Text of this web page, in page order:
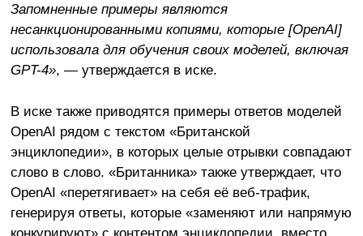
Запомненные примеры являются
несанкционированными копиями, которые [OpenAI]
использовала для обучения своих моделей, включая
GPT-4», — утверждается в иске.
В иске также приводятся примеры ответов моделей
OpenAI рядом с текстом «Британской
энциклопедии», в которых целые отрывки совпадают
слово в слово. «Британника» также утверждает, что
OpenAI «перетягивает» на себя её веб-трафик,
генерируя ответы, которые «заменяют или напрямую